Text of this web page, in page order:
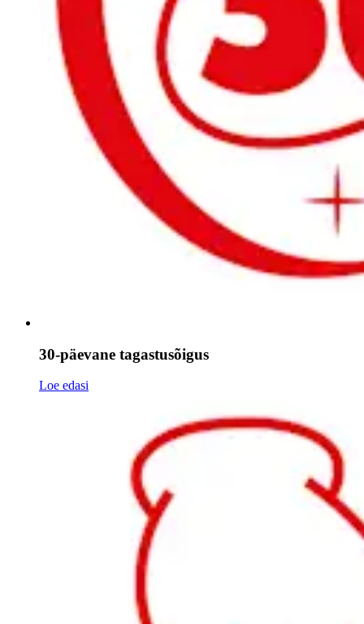
30-päevane tagastusõigus
Loe edasi